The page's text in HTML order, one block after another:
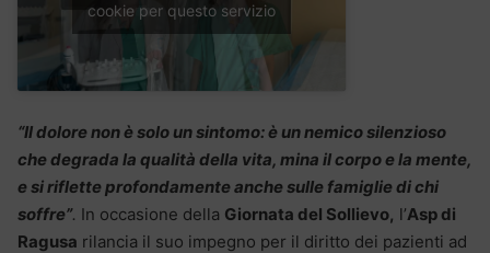
cookie per questo servizio
“Il dolore non è solo un sintomo: è un nemico silenzioso
che degrada la qualità della vita, mina il corpo e la mente,
e si riflette profondamente anche sulle famiglie di chi
soffre”. In occasione della Giornata del Sollievo, l’Asp di
Ragusa rilancia il suo impegno per il diritto dei pazienti ad